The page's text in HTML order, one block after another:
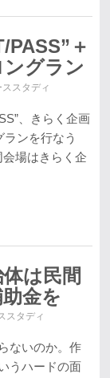
＋
グラン
ススタディ
、きらく企画
ンを行なう
会場はきらく企
は民間
金を
スタディ
ないのか。作
うハードの面